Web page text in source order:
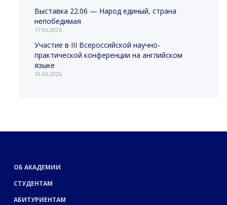
Выставка 22.06 — Народ единый, страна
непобедимая
17.06.2026
Участие в III Всероссийской научно-
практической конференции на английском
языке
10.06.2026
ОБ АКАДЕМИИ
СТУДЕНТАМ
АБИТУРИЕНТАМ